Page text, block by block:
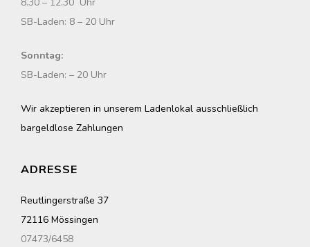
SB-Laden: 8 – 20 Uhr
Sonntag:
SB-Laden: – 20 Uhr
Wir akzeptieren in unserem Ladenlokal ausschließlich
bargeldlose Zahlungen
ADRESSE
Reutlingerstraße 37
72116 Mössingen
07473/6458